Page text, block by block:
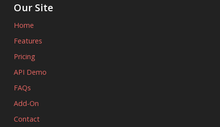
Our Site
Home
Features
Pricing
API Demo
FAQs
Add-On
Contact